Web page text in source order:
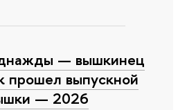
— вышкинец
прошел выпускной
— 2026